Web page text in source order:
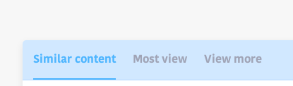
Similar content Most view View more